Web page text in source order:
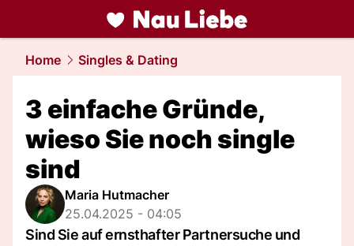
liebe.NAU.ch
Home Singles & Dating
3 einfache Gründe,
wieso Sie noch single
sind
Maria Hutmacher
25.04.2025 - 04:05
Sind Sie auf ernsthafter Partnersuche und